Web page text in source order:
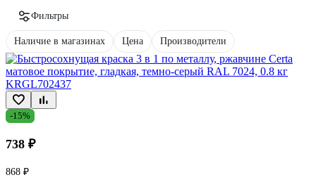
Фильтры
Наличие в магазинах Цена Производители
-15%
738 ₽
868 ₽